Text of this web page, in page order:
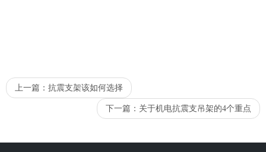
上一篇： 抗震支架该如何选择
下一篇： 关于机电抗震支吊架的4个重点